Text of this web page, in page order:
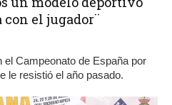
con el jugador¨
el Campeonato de España por
le resistió el año pasado.